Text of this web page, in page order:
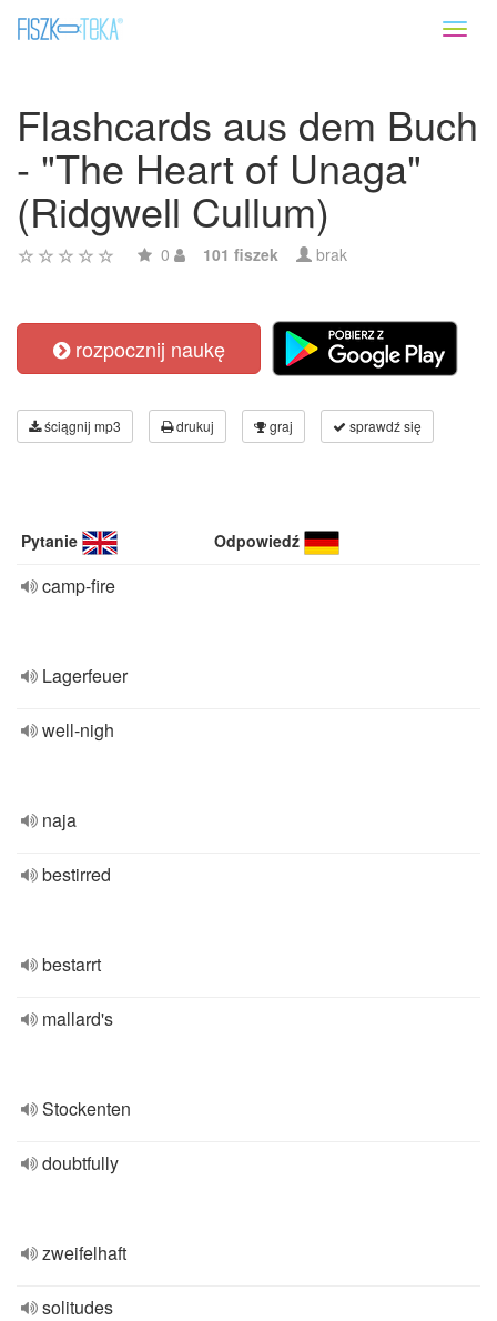
Flashcards aus dem Buch
- "The Heart of Unaga"
(Ridgwell Cullum)
0 101 fiszek brak
rozpocznij naukę
ściągnij mp3 drukuj graj sprawdź się
Pytanie Odpowiedź
camp-fire
Lagerfeuer
well-nigh
naja
bestirred
bestarrt
mallard's
Stockenten
doubtfully
zweifelhaft
solitudes